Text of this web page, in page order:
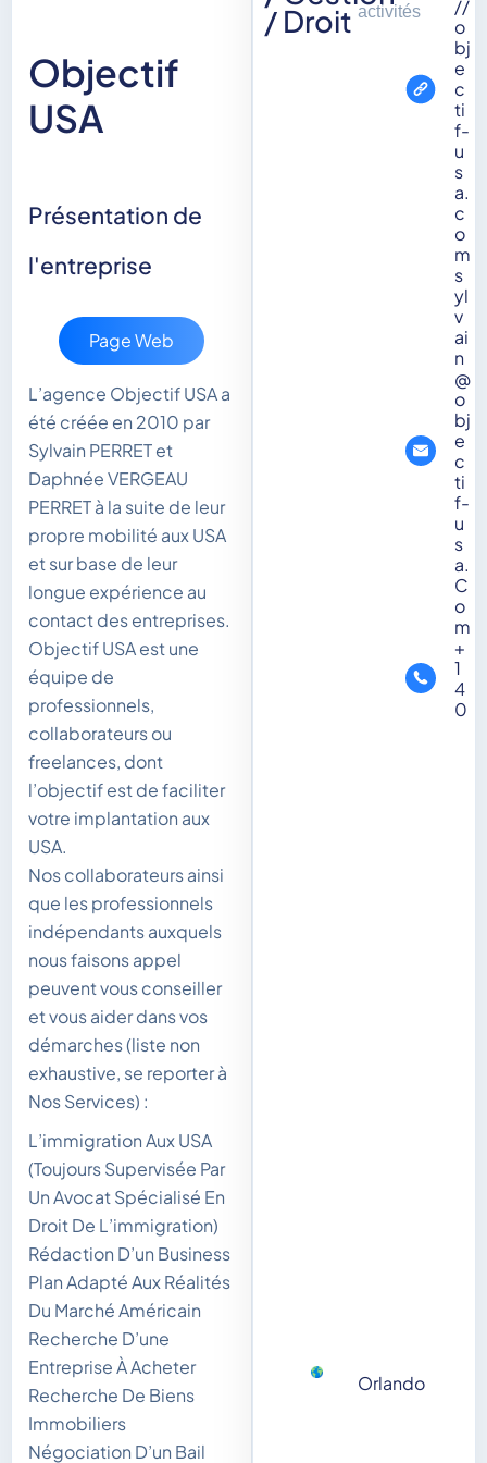
Objectif
USA
Présentation de
l'entreprise
Page Web
L’agence Objectif USA a
été créée en 2010 par
Sylvain PERRET et
Daphnée VERGEAU
PERRET à la suite de leur
propre mobilité aux USA
et sur base de leur
longue expérience au
contact des entreprises.
Objectif USA est une
équipe de
professionnels,
collaborateurs ou
freelances, dont
l’objectif est de faciliter
votre implantation aux
USA.
Nos collaborateurs ainsi
que les professionnels
indépendants auxquels
nous faisons appel
peuvent vous conseiller
et vous aider dans vos
démarches (liste non
exhaustive, se reporter à
Nos Services) :
L’immigration Aux USA
(Toujours Supervisée Par
Un Avocat Spécialisé En
Droit De L’immigration)
Rédaction D’un Business
Plan Adapté Aux Réalités
Du Marché Américain
Recherche D’une
Entreprise À Acheter
Recherche De Biens
Immobiliers
Négociation D’un Bail
/ Droit activités
Orlando
//
o
bj
e
c
ti
f-
u
s
a.
c
o
m
s
yl
v
ai
n
@
o
bj
e
c
ti
f-
u
s
a.
C
o
m
+
1
4
0